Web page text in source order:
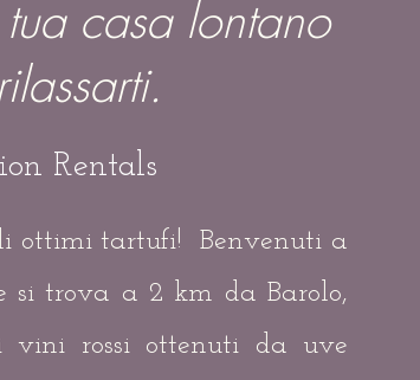
casa lontano
Rentals
ottimi tartufi! Benvenuti a
si trova a 2 km da Barolo,
vini rossi ottenuti da uve